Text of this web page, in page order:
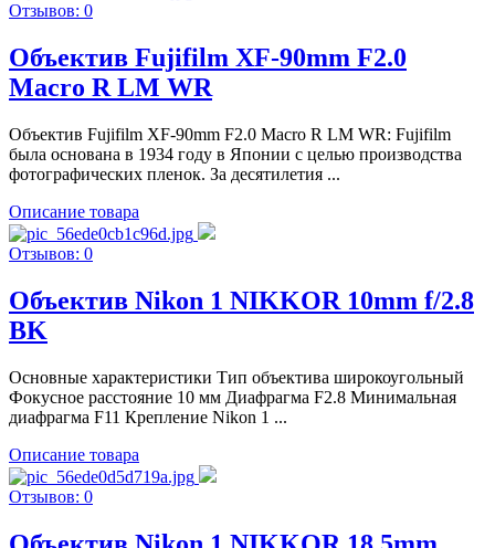
Отзывов: 0
Объектив Fujifilm XF-90mm F2.0
Macro R LM WR
Объектив Fujifilm XF-90mm F2.0 Macro R LM WR: Fujifilm
была основана в 1934 году в Японии с целью производства
фотографических пленок. За десятилетия ...
Описание товара
Отзывов: 0
Объектив Nikon 1 NIKKOR 10mm f/2.8
BK
Основные характеристики Тип объектива широкоугольный
Фокусное расстояние 10 мм Диафрагма F2.8 Минимальная
диафрагма F11 Крепление Nikon 1 ...
Описание товара
Отзывов: 0